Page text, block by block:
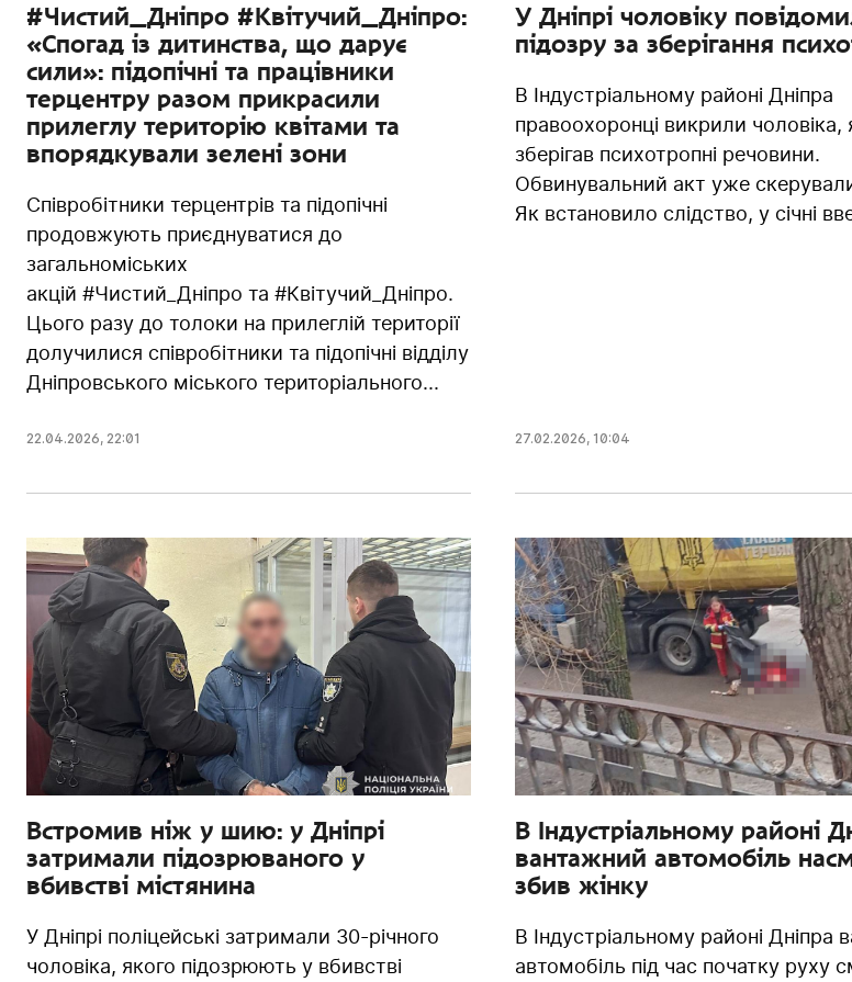
#Чистий_Дніпро #Квітучий_Дніпро:
«Спогад із дитинства, що дарує
сили»: підопічні та працівники
терцентру разом прикрасили
прилеглу територію квітами та
впорядкували зелені зони
Співробітники терцентрів та підопічні
продовжують приєднуватися до
загальноміських
акцій #Чистий_Дніпро та #Квітучий_Дніпро.
Цього разу до толоки на прилеглій території
долучилися співробітники та підопічні відділу
Дніпровського міського територіального...
22.04.2026, 22:01
У Дніпрі чоловіку
підозру за зберігання
В Індустріальному районі Дніпра
правоохоронці викрили чоловіка,
зберігав психотропні речовини.
Обвинувальний акт уже
Як встановило слідство, у січні
27.02.2026, 10:04
Встромив ніж у шию: у Дніпрі
затримали підозрюваного у
вбивстві містянина
У Дніпрі поліцейські затримали 30-річного
чоловіка, якого підозрюють у вбивстві
В Індустріальному районі
вантажний автомобіль
збив жінку
В Індустріальному районі Дніпра
автомобіль під час початку руху